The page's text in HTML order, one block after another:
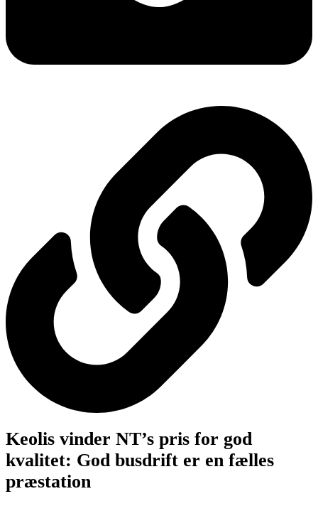
Keolis vinder NT’s pris for god
kvalitet: God busdrift er en fælles
præstation